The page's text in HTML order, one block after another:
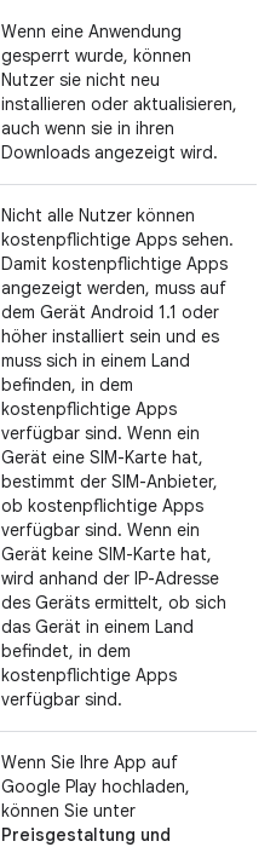
Wenn eine Anwendung
gesperrt wurde, können
Nutzer sie nicht neu
installieren oder aktualisieren,
auch wenn sie in ihren
Downloads angezeigt wird.
Nicht alle Nutzer können
kostenpflichtige Apps sehen.
Damit kostenpflichtige Apps
angezeigt werden, muss auf
dem Gerät Android 1.1 oder
höher installiert sein und es
muss sich in einem Land
befinden, in dem
kostenpflichtige Apps
verfügbar sind. Wenn ein
Gerät eine SIM-Karte hat,
bestimmt der SIM-Anbieter,
ob kostenpflichtige Apps
verfügbar sind. Wenn ein
Gerät keine SIM-Karte hat,
wird anhand der IP-Adresse
des Geräts ermittelt, ob sich
das Gerät in einem Land
befindet, in dem
kostenpflichtige Apps
verfügbar sind.
Wenn Sie Ihre App auf
Google Play hochladen,
können Sie unter
Preisgestaltung und